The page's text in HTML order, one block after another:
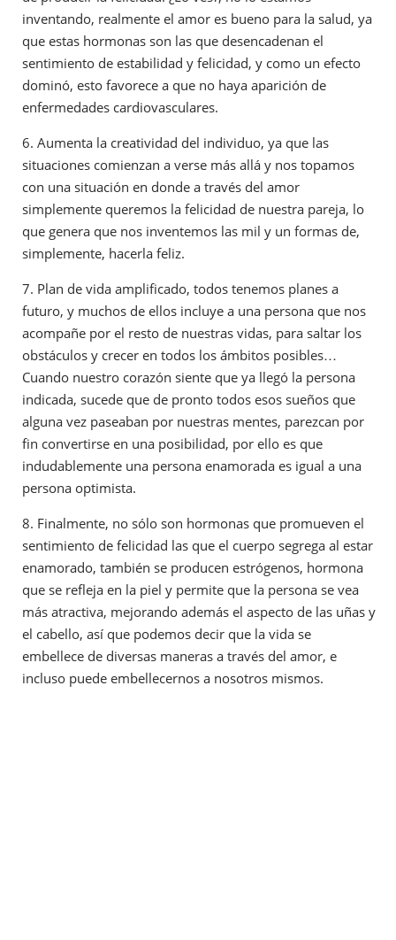
inventando, realmente el amor es bueno para la salud, ya
que estas hormonas son las que desencadenan el
sentimiento de estabilidad y felicidad, y como un efecto
dominó, esto favorece a que no haya aparición de
enfermedades cardiovasculares.
6. Aumenta la creatividad del individuo, ya que las
situaciones comienzan a verse más allá y nos topamos
con una situación en donde a través del amor
simplemente queremos la felicidad de nuestra pareja, lo
que genera que nos inventemos las mil y un formas de,
simplemente, hacerla feliz.
7. Plan de vida amplificado, todos tenemos planes a
futuro, y muchos de ellos incluye a una persona que nos
acompañe por el resto de nuestras vidas, para saltar los
obstáculos y crecer en todos los ámbitos posibles…
Cuando nuestro corazón siente que ya llegó la persona
indicada, sucede que de pronto todos esos sueños que
alguna vez paseaban por nuestras mentes, parezcan por
fin convertirse en una posibilidad, por ello es que
indudablemente una persona enamorada es igual a una
persona optimista.
8. Finalmente, no sólo son hormonas que promueven el
sentimiento de felicidad las que el cuerpo segrega al estar
enamorado, también se producen estrógenos, hormona
que se refleja en la piel y permite que la persona se vea
más atractiva, mejorando además el aspecto de las uñas y
el cabello, así que podemos decir que la vida se
embellece de diversas maneras a través del amor, e
incluso puede embellecernos a nosotros mismos.